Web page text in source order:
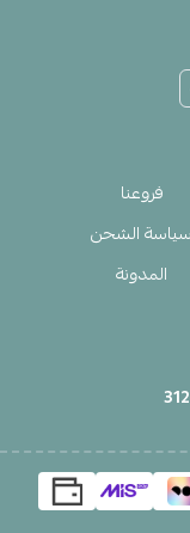
فروعنا
سياسة الشحن
المدونة